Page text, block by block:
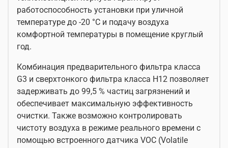
работоспособность установки при уличной
температуре до -20 °С и подачу воздуха
комфортной температуры в помещение круглый
год.
Комбинация предварительного фильтра класса
G3 и сверхтонкого фильтра класса H12 позволяет
задерживать до 99,5 % частиц загрязнений и
обеспечивает максимальную эффективность
очистки. Также возможно контролировать
чистоту воздуха в режиме реального времени с
помощью встроенного датчика VOC (Volatile